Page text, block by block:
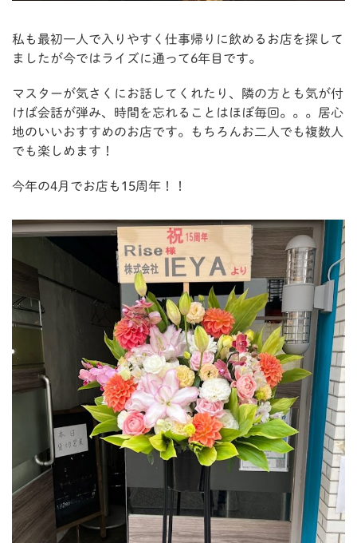
私も最初一人で入りやすく仕事帰りに飲めるお店を探して
ましたが今ではライズに通って6年目です。
マスターが気さくにお話してくれたり、隣の方とも気が付
けば会話が弾み、時間を忘れることはほぼ毎回。。。居心
地のいいおすすめのお店です。もちろんお二人でも複数人
でも楽しめます！
今年の4月でお店も15周年！！